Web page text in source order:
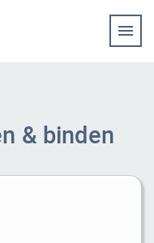
& binden
Erfolg-Stories